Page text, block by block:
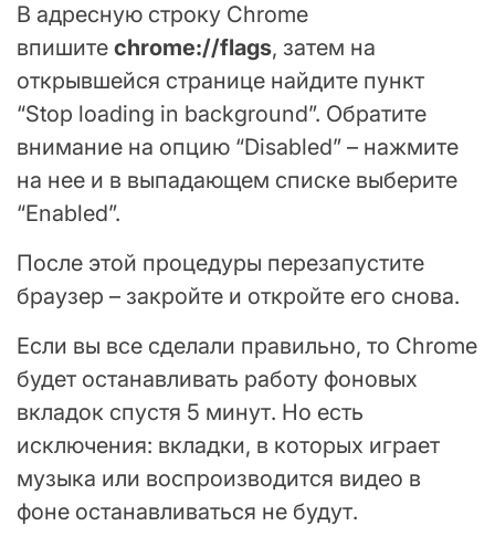
В адресную строку Chrome
впишите chrome://flags, затем на
открывшейся странице найдите пункт
“Stop loading in background”. Обратите
внимание на опцию “Disabled” – нажмите
на нее и в выпадающем списке выберите
“Enabled”.
После этой процедуры перезапустите
браузер – закройте и откройте его снова.
Если вы все сделали правильно, то Chrome
будет останавливать работу фоновых
вкладок спустя 5 минут. Но есть
исключения: вкладки, в которых играет
музыка или воспроизводится видео в
фоне останавливаться не будут.